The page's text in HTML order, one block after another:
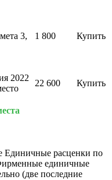
3,
1 800 Купить
2022
22 600 Купить
Единичные расценки по
единичные
(две последние